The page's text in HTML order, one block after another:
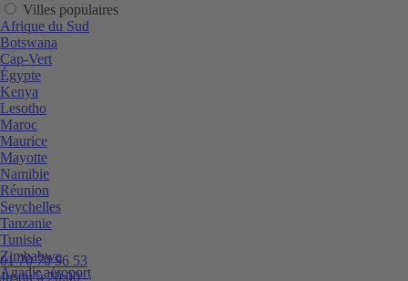
01 70 70 96 53
Jusqu’à 20:00
Villes populaires
Afrique du Sud
Botswana
Cap-Vert
Égypte
Kenya
Lesotho
Maroc
Maurice
Mayotte
Namibie
Réunion
Seychelles
Tanzanie
Tunisie
Zimbabwe
Agadir aéroport